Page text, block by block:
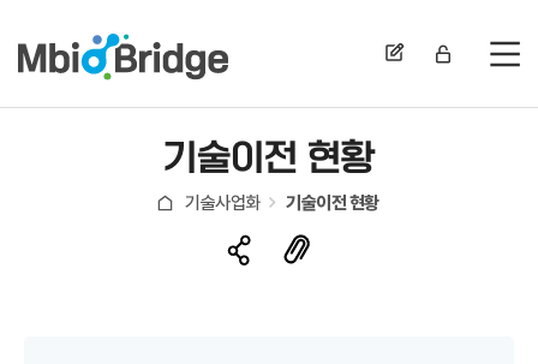
전
기술이전 현황
기술사업화 기술이전 현황